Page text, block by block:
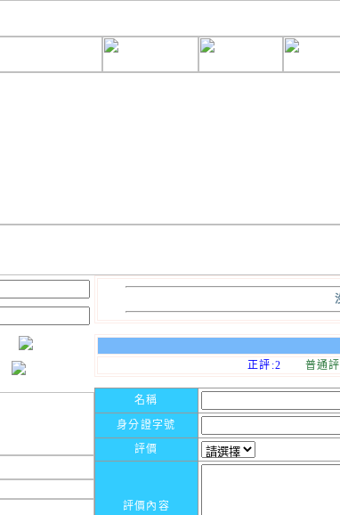
正評:2
普通
名稱
身分證字號
評價
評價內容